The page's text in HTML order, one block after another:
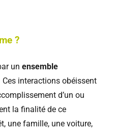
?
unensemble
Ces interactions obéissent
d’un ou
la finalité de ce
une famille, une voiture,